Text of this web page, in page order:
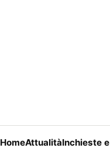
HomeAttualitàInchieste